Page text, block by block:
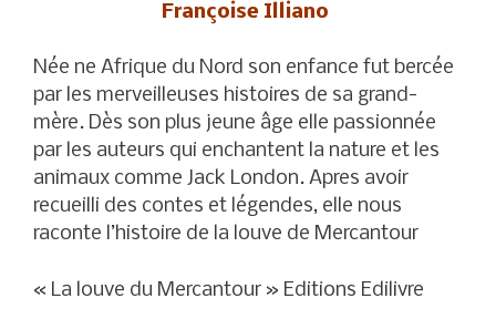
Françoise Illiano
Née ne Afrique du Nord son enfance fut bercée
par les merveilleuses histoires de sa grand-
mère. Dès son plus jeune âge elle passionnée
par les auteurs qui enchantent la nature et les
animaux comme Jack London. Apres avoir
recueilli des contes et légendes, elle nous
raconte l’histoire de la louve de Mercantour
« La louve du Mercantour » Editions Edilivre